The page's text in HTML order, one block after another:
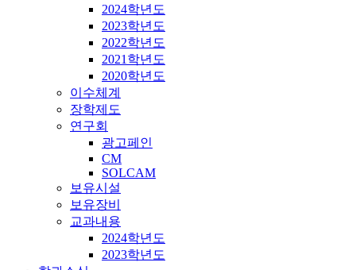
2024학년도
2023학년도
2022학년도
2021학년도
2020학년도
이수체계
장학제도
연구회
광고페인
CM
SOLCAM
보유시설
보유장비
교과내용
2024학년도
2023학년도